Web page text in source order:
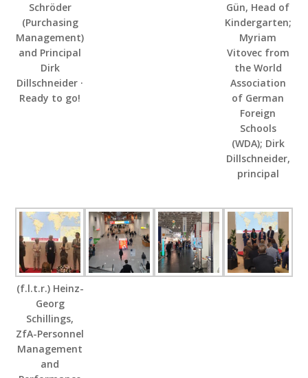
Schröder
(Purchasing
Management)
and Principal
Dirk
Dillschneider ·
Ready to go!
Gün, Head of
Kindergarten;
Myriam
Vitovec from
the World
Association
of German
Foreign
Schools
(WDA); Dirk
Dillschneider,
principal
(f.l.t.r.) Heinz-
Georg
Schillings,
ZfA-Personnel
Management
and